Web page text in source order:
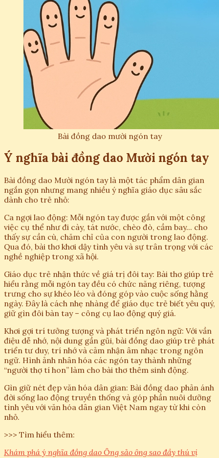
Bài đồng dao mười ngón tay
Ý nghĩa bài đồng dao Mười ngón tay
Bài đồng dao Mười ngón tay là một tác phẩm dân gian
ngắn gọn nhưng mang nhiều ý nghĩa giáo dục sâu sắc
dành cho trẻ nhỏ:
Ca ngợi lao động: Mỗi ngón tay được gắn với một công
việc cụ thể như đi cày, tát nước, chèo đò, cầm bay... cho
thấy sự cần cù, chăm chỉ của con người trong lao động.
Qua đó, bài thơ khơi dậy tình yêu và sự trân trọng với các
nghề nghiệp trong xã hội.
Giáo dục trẻ nhận thức về giá trị đôi tay: Bài thơ giúp trẻ
hiểu rằng mỗi ngón tay đều có chức năng riêng, tượng
trưng cho sự khéo léo và đóng góp vào cuộc sống hằng
ngày. Đây là cách nhẹ nhàng để giáo dục trẻ biết yêu quý,
giữ gìn đôi bàn tay – công cụ lao động quý giá.
Khơi gợi trí tưởng tượng và phát triển ngôn ngữ: Với vần
điệu dễ nhớ, nội dung gần gũi, bài đồng dao giúp trẻ phát
triển tư duy, trí nhớ và cảm nhận âm nhạc trong ngôn
ngữ. Hình ảnh nhân hóa các ngón tay thành những
“người thợ tí hon” làm cho bài thơ thêm sinh động.
Gìn giữ nét đẹp văn hóa dân gian: Bài đồng dao phản ánh
đời sống lao động truyền thống và góp phần nuôi dưỡng
tình yêu với văn hóa dân gian Việt Nam ngay từ khi còn
nhỏ.
>>> Tìm hiểu thêm:
Khám phá ý nghĩa đồng dao Ông sảo ông sao đầy thú vị